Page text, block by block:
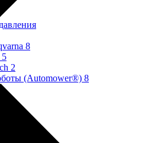
8
5
2
(Automower®) 8